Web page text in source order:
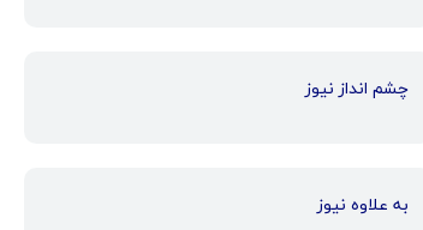
چشم انداز نیوز
به علاوه نیوز